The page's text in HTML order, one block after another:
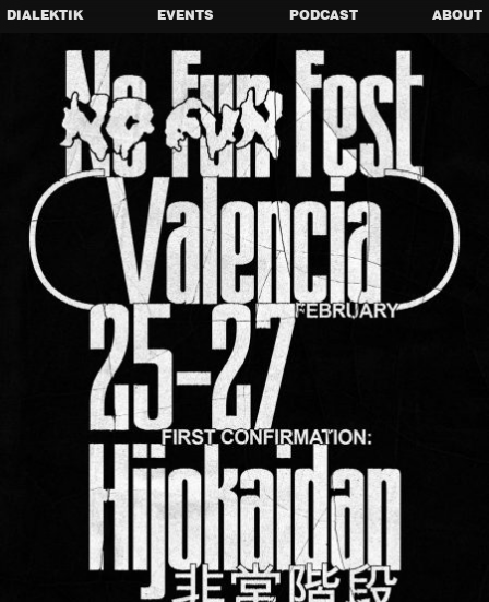
DIALEKTIK EVENTS PODCAST ABOUT